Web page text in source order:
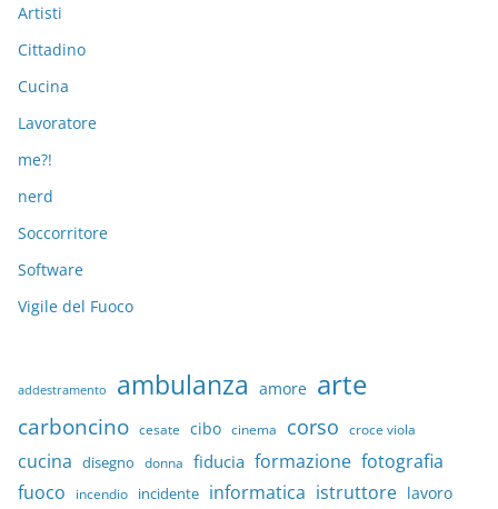
Artisti
Cittadino
Cucina
Lavoratore
me?!
nerd
Soccorritore
Software
Vigile del Fuoco
addestramento ambulanza amore arte
carboncino cesate cibo cinema corso croce viola
cucina disegno donna fiducia formazione fotografia
fuoco
incendio incidente informatica istruttore lavoro